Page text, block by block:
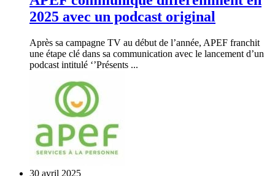
2025 avec un podcast original
Après sa campagne TV au début de l’année, APEF franchit
une étape clé dans sa communication avec le lancement d’un
podcast intitulé ‘’Présents ...
30 avril 2025